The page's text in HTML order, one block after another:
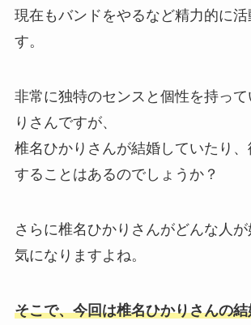
現在もバンドをやるなど精力的に活
す。
非常に独特のセンスと個性を持っ
りさんですが、
椎名ひかりさんが結婚していたり、
することはあるのでしょうか？
さらに椎名ひかりさんがどんな人
気になりますよね。
そこで、今回は椎名ひかりさんの